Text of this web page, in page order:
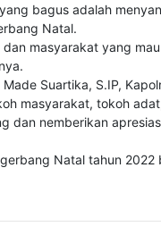
bagus adalah
Natal.
masyarakat yang
Suartika, S.IP,
masyarakat, tokoh
dan nemberikan
Natal tahun 2022